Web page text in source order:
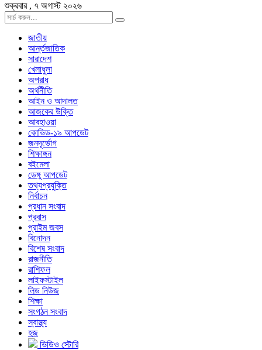
শুক্রবার , ৭ অগাস্ট ২০২৬
জাতীয়
আর্ন্তজাতিক
সারাদেশ
খেলাধুলা
অপরাধ
অর্থনীতি
আইন ও আদালত
আজকের উক্তি
আবহাওয়া
কোভিড-১৯ আপডেট
জনদূর্ভোগ
শিক্ষাঙ্গন
বইমেলা
ডেঙ্গু আপডেট
তথ্যপ্রযুক্তি
নির্বাচন
প্রধান সংবাদ
প্রবাস
প্রাইম জবস
বিনোদন
বিশেষ সংবাদ
রাজনীতি
রাশিফল
লাইফস্টাইল
লিড নিউজ
শিক্ষা
সংগঠন সংবাদ
স্বাস্থ্য
হজ
ভিডিও স্টোরি